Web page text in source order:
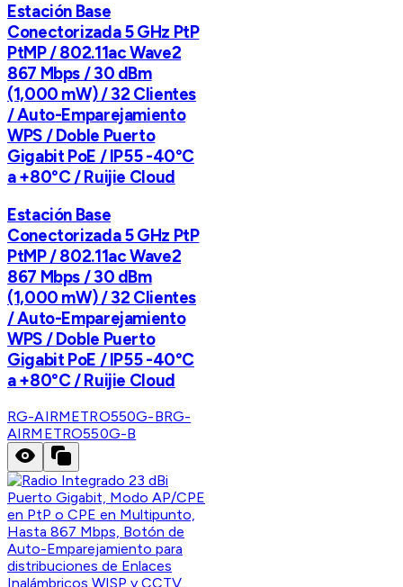
Estación Base
Conectorizada 5 GHz PtP
PtMP / 802.11ac Wave2
867 Mbps / 30 dBm
(1,000 mW) / 32 Clientes
/ Auto-Emparejamiento
WPS / Doble Puerto
Gigabit PoE / IP55 -40°C
a +80°C / Ruijie Cloud
Estación Base
Conectorizada 5 GHz PtP
PtMP / 802.11ac Wave2
867 Mbps / 30 dBm
(1,000 mW) / 32 Clientes
/ Auto-Emparejamiento
WPS / Doble Puerto
Gigabit PoE / IP55 -40°C
a +80°C / Ruijie Cloud
RG-AIRMETRO550G-BRG-
AIRMETRO550G-B